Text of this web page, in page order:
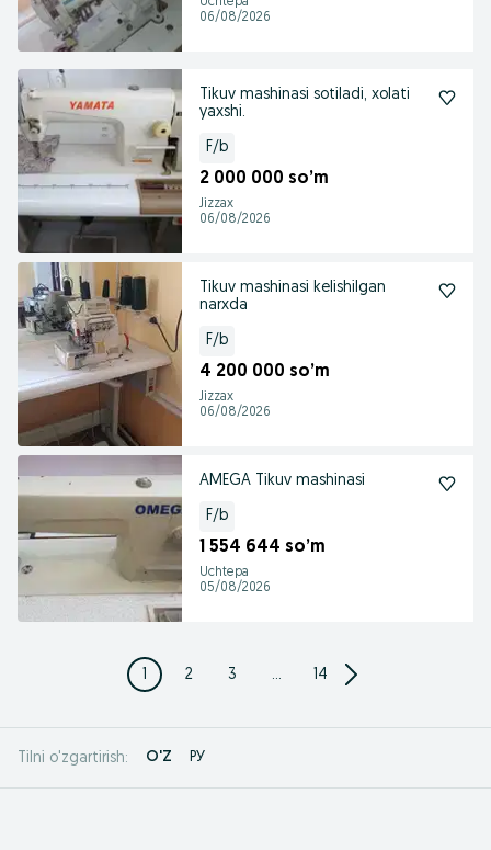
06/08/2026
Tikuv mashinasi sotiladi, xolati
yaxshi.
F/b
2 000 000 so’m
Jizzax
06/08/2026
Tikuv mashinasi kelishilgan
narxda
F/b
4 200 000 so’m
Jizzax
06/08/2026
AMEGA Tikuv mashinasi
F/b
1 554 644 so’m
Uchtepa
05/08/2026
1 2 3 ... 14
Tilni o'zgartirish: O'Z РУ